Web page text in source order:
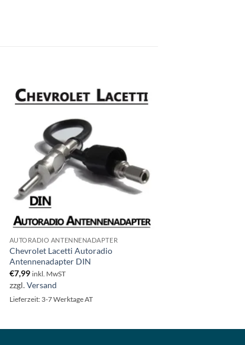
AUTORADIO ANTENNENADAPTER
Chevrolet Lacetti Autoradio
Antennenadapter DIN
€7,99 inkl. MwST
zzgl.Versand
Lieferzeit: 3-7 Werktage AT